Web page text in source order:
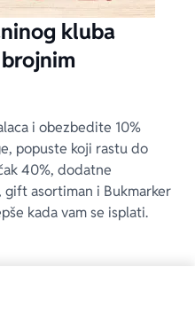
kluba
i obezbedite 10%
popuste koji rastu do
40%, dodatne
asortiman i Bukmarker
kada vam se isplati.